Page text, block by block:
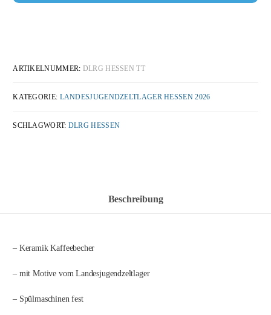
ARTIKELNUMMER: DLRG HESSEN TT
KATEGORIE: LANDESJUGENDZELTLAGER HESSEN 2026
SCHLAGWORT: DLRG HESSEN
Beschreibung
– Keramik Kaffeebecher
– mit Motive vom Landesjugendzeltlager
– Spülmaschinen fest